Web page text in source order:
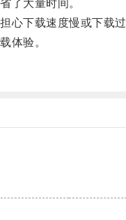
了大量时间。
下载速度慢或下载过
体验。